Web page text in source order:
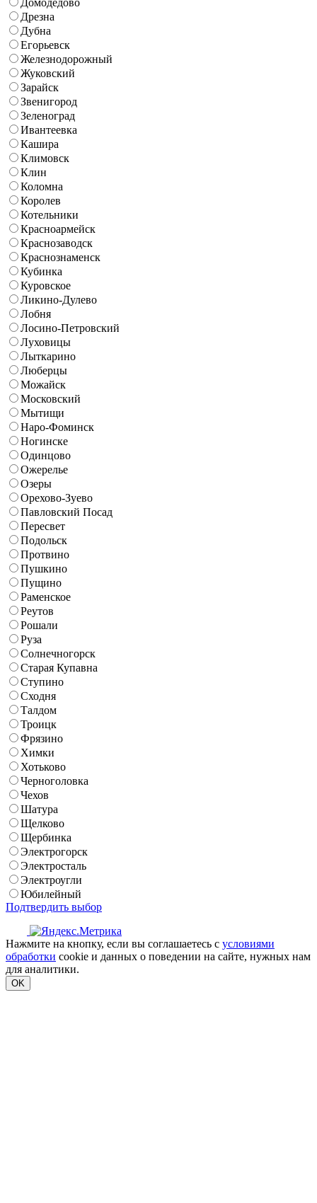
Домодедово
Дрезна
Дубна
Егорьевск
Железнодорожный
Жуковский
Зарайск
Звенигород
Зеленоград
Ивантеевка
Кашира
Климовск
Клин
Коломна
Королев
Котельники
Красноармейск
Краснозаводск
Краснознаменск
Кубинка
Куровское
Ликино-Дулево
Лобня
Лосино-Петровский
Луховицы
Лыткарино
Люберцы
Можайск
Московский
Мытищи
Наро-Фоминск
Ногинске
Одинцово
Ожерелье
Озеры
Орехово-Зуево
Павловский Посад
Пересвет
Подольск
Протвино
Пушкино
Пущино
Раменское
Реутов
Рошали
Руза
Солнечногорск
Старая Купавна
Ступино
Сходня
Талдом
Троицк
Фрязино
Химки
Хотьково
Черноголовка
Чехов
Шатура
Щелково
Щербинка
Электрогорск
Электросталь
Электроугли
Юбилейный
Подтвердить выбор
Нажмите на кнопку, если вы соглашаетесь с условиями
обработки cookie и данных о поведении на сайте, нужных нам
для аналитики.
OK